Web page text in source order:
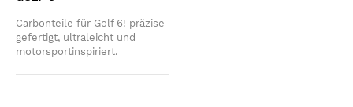
Carbonteile für Golf 6! präzise
gefertigt, ultraleicht und
motorsportinspiriert.